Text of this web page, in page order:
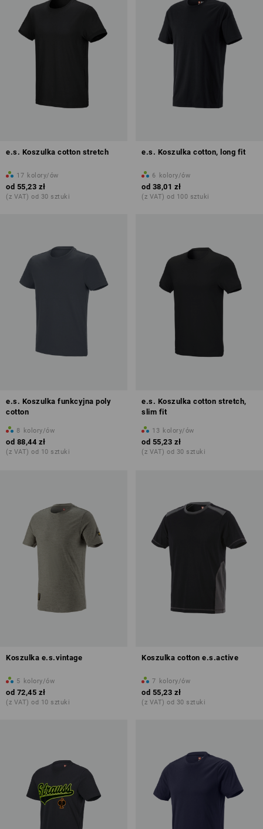
e.s. Koszulka cotton stretch
17 kolory/ów
od 55,23 zł
(z VAT) od 30 sztuki
e.s. Koszulka cotton, long fit
6 kolory/ów
od 38,01 zł
(z VAT) od 100 sztuki
e.s. Koszulka funkcyjna poly
cotton
8 kolory/ów
od 88,44 zł
(z VAT) od 10 sztuki
e.s. Koszulka cotton stretch,
slim fit
13 kolory/ów
od 55,23 zł
(z VAT) od 30 sztuki
Koszulka e.s.vintage
5 kolory/ów
od 72,45 zł
(z VAT) od 10 sztuki
Koszulka cotton e.s.active
7 kolory/ów
od 55,23 zł
(z VAT) od 30 sztuki